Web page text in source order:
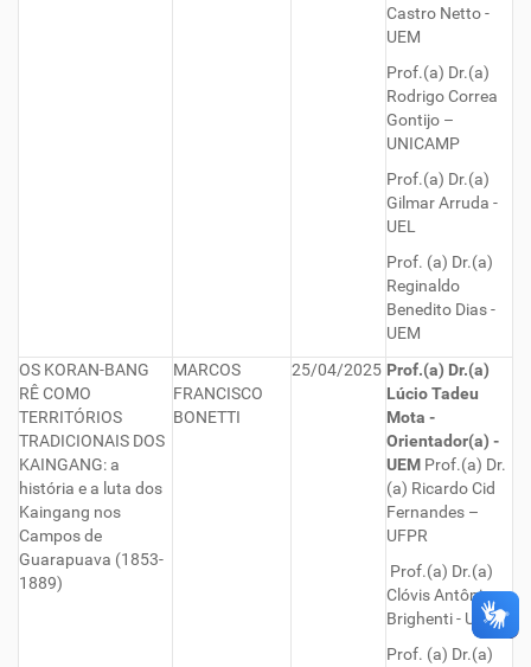
Castro Netto -
UEM
Prof.(a) Dr.(a)
Rodrigo Correa
Gontijo –
UNICAMP
Prof.(a) Dr.(a)
Gilmar Arruda -
UEL
Prof. (a) Dr.(a)
Reginaldo
Benedito Dias -
UEM
OS KORAN-BANG
RÊ COMO
TERRITÓRIOS
TRADICIONAIS DOS
KAINGANG: a
história e a luta dos
Kaingang nos
Campos de
Guarapuava (1853-
1889)
MARCOS
FRANCISCO
BONETTI
25/04/2025 Prof.(a) Dr.(a)
Lúcio Tadeu
Mota -
Orientador(a) -
UEM Prof.(a) Dr.
(a) Ricardo Cid
Fernandes –
UFPR
Prof.(a) Dr.(a)
Clóvis Antônio
Brighenti - UNILA
Prof. (a) Dr.(a)